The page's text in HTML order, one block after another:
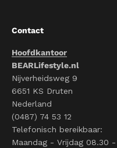
Contact
Hoofdkantoor
BEARLifestyle.nl
Nijverheidsweg 9
6651 KS Druten
Nederland
(0487) 74 53 12
Telefonisch bereikbaar:
Maandag - Vrijdag 08.30 -